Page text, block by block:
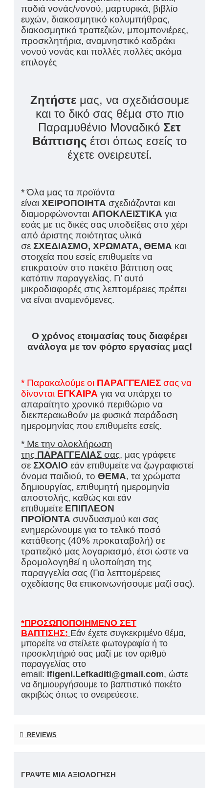
ποδιά νονάς/νονού, μαρτυρικά, βιβλίο
ευχών, διακοσμητικό κολυμπήθρας,
διακοσμητικό τραπεζιών, μπομπονιέρες,
προσκλητήρια, αναμνηστικό καδράκι
νονού νονάς και πολλές πολλές ακόμα
επιλογές
Ζητήστεμας, να σχεδιάσουμε
και το δικό σας θέμα στο πιο
Παραμυθένιο Μοναδικό Σετ
Βάπτισης έτσι όπως εσείς το
έχετε ονειρευτεί.
* Όλα μας τα προϊόντα
είναι ΧΕΙΡΟΠΟΙΗΤΑ σχεδιάζονται και
διαμορφώνονται ΑΠΟΚΛΕΙΣΤΙΚΑ για
εσάς με τις δικές σας υποδείξεις στο χέρι
από άριστης ποιότητας υλικά
σε ΣΧΕΔΙΑΣΜΟ, ΧΡΩΜΑΤΑ, ΘΕΜΑ και
στοιχεία που εσείς επιθυμείτε να
επικρατούν στο πακέτο βάπτιση σας
κατόπιν παραγγελίας. Γι’ αυτό
μικροδιαφορές στις λεπτομέρειες πρέπει
να είναι αναμενόμενες.
Ο χρόνος ετοιμασίας τους διαφέρει
ανάλογα με τον φόρτο εργασίας μας!
* Παρακαλούμε οι ΠΑΡΑΓΓΕΛΙΕΣ σας να
δίνονται ΕΓΚΑΙΡΑ για να υπάρχει το
απαραίτητο χρονικό περιθώριο να
διεκπεραιωθούν με φυσικά παράδοση
ημερομηνίας που επιθυμείτε εσείς.
* Με την ολοκλήρωση
της ΠΑΡΑΓΓΕΛΙΑΣ σας, μας γράφετε
σε ΣΧΟΛΙΟ εάν επιθυμείτε να ζωγραφιστεί
όνομα παιδιού, το ΘΕΜΑ, τα χρώματα
δημιουργίας, επιθυμητή ημερομηνία
αποστολής, καθώς και εάν
επιθυμείτε ΕΠΙΠΛΕΟΝ
ΠΡΟΪΟΝΤΑ συνδυασμού και σας
ενημερώνουμε για το τελικό ποσό
κατάθεσης (40% προκαταβολή) σε
τραπεζικό μας λογαριασμό, έτσι ώστε να
δρομολογηθεί η υλοποίηση της
παραγγελία σας (Για λεπτομέρειες
σχεδίασης θα επικοινωνήσουμε μαζί σας).
*ΠΡΟΣΩΠΟΠΟΙΗΜΕΝΟ ΣΕΤ
ΒΑΠΤΙΣΗΣ: Εάν έχετε συγκεκριμένο θέμα,
μπορείτε να στείλετε φωτογραφία ή το
προσκλητήριό σας μαζί με τον αριθμό
παραγγελίας στο
email: ifigeni.Lefkaditi@gmail.com, ώστε
να δημιουργήσουμε το βαπτιστικό πακέτο
ακριβώς όπως το ονειρεύεστε.
REVIEWS
ΓΡΆΨΤΕ ΜΙΑ ΑΞΙΟΛΌΓΗΣΗ